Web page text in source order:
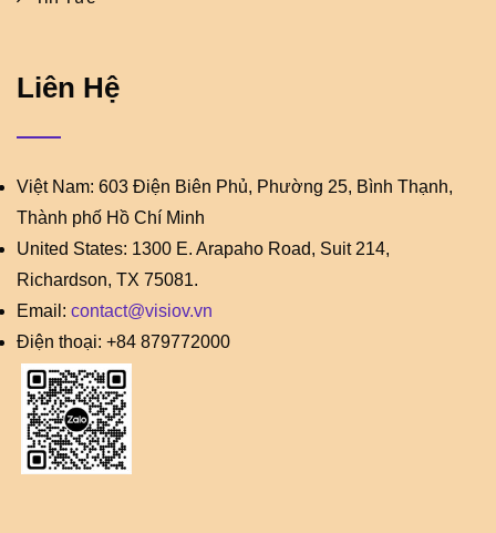
Liên Hệ
Việt Nam: 603 Điện Biên Phủ, Phường 25, Bình Thạnh,
Thành phố Hồ Chí Minh
United States: 1300 E. Arapaho Road, Suit 214,
Richardson, TX 75081.
Email: contact@visiov.vn
Điện thoại: +84 879772000